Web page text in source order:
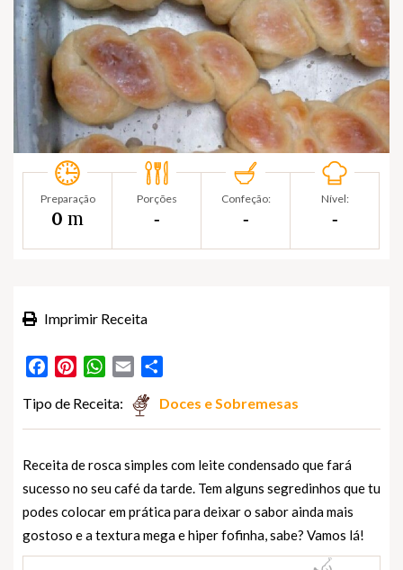
Preparação
0 m
Porções
‐
Confeção:
‐
Nível:
‐
Imprimir Receita
FacebookPinterestWhatsApp
Email
Tipo de Receita: Doces e Sobremesas
Receita de rosca simples com leite condensado que fará
sucesso no seu café da tarde. Tem alguns segredinhos que tu
podes colocar em prática para deixar o sabor ainda mais
gostoso e a textura mega e hiper fofinha, sabe? Vamos lá!